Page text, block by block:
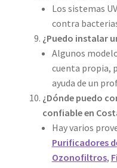
Los sistemas
contra
¿Puedo instalar
Algunos
cuenta propia,
ayuda de un
¿Dónde puedo
confiable en
Hay varios
Purificadores
Ozonofiltros,